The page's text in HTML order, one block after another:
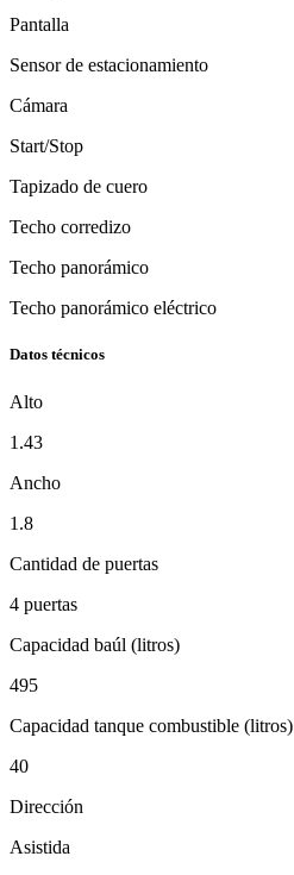
Pantalla
Sensor de estacionamiento
Cámara
Start/Stop
Tapizado de cuero
Techo corredizo
Techo panorámico
Techo panorámico eléctrico
Datos técnicos
Alto
1.43
Ancho
1.8
Cantidad de puertas
4 puertas
Capacidad baúl (litros)
495
Capacidad tanque combustible (litros)
40
Dirección
Asistida